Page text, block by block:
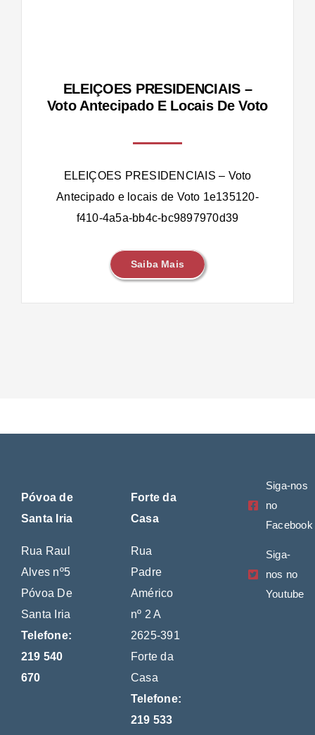
ELEIÇOES PRESIDENCIAIS –
Voto Antecipado E Locais De Voto
ELEIÇOES PRESIDENCIAIS – Voto
Antecipado e locais de Voto 1e135120-
f410-4a5a-bb4c-bc9897970d39
Saiba Mais
Póvoa de
Santa Iria
Rua Raul
Alves nº5
Póvoa De
Santa Iria
Telefone:
219 540
670
Forte da
Casa
Rua
Padre
Américo
nº 2 A
2625-391
Forte da
Casa
Telefone:
219 533
Siga-nos
no
Facebook
Siga-
nos no
Youtube